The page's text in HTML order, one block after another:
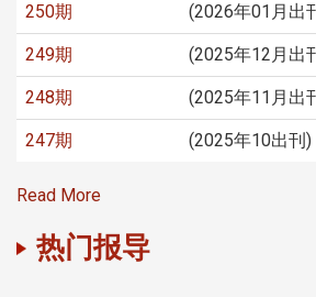
250期 (2026年01月出
249期 (2025年12月出
248期 (2025年11月出
247期 (2025年10出刊)
Read More
热门报导